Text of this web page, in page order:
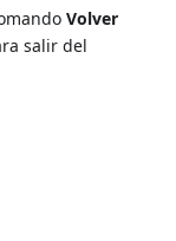
Volver
salir del